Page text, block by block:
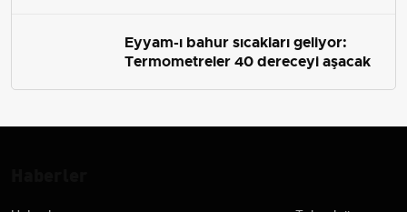
Eyyam-ı bahur sıcakları geliyor:
Termometreler 40 dereceyi aşacak